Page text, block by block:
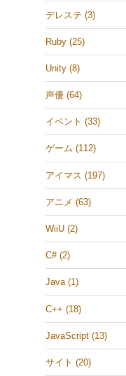
デレステ (3)
Ruby (25)
Unity (8)
声優 (64)
イベント (33)
ゲーム (112)
アイマス (197)
アニメ (63)
WiiU (2)
C# (2)
Java (1)
C++ (18)
JavaScript (13)
サイト (20)